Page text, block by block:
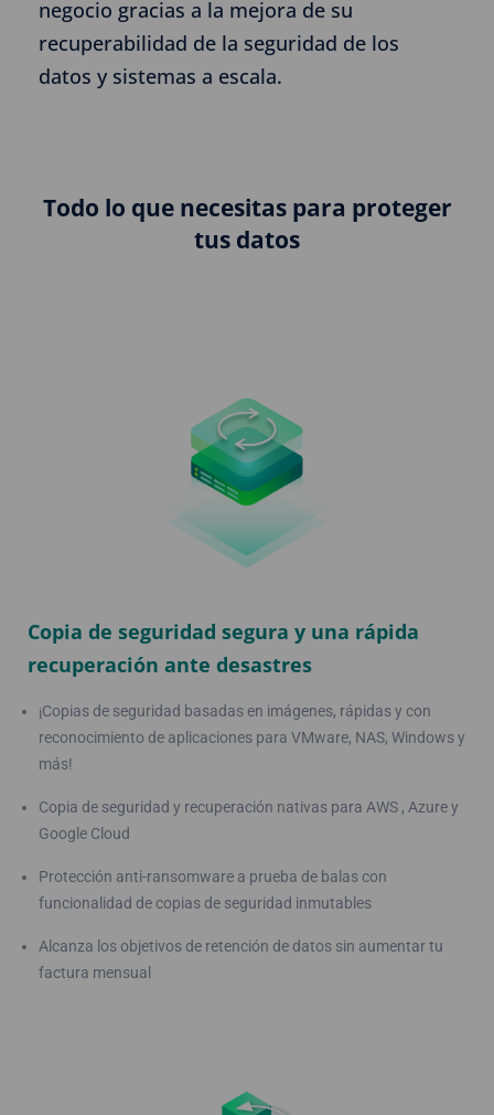
negocio gracias a la mejora de su
recuperabilidad de la seguridad de los
datos y sistemas a escala.
Todo lo que necesitas para proteger
tus datos
Copia de seguridad segura y una rápida
recuperación ante desastres
¡Copias de seguridad basadas en imágenes, rápidas y con
reconocimiento de aplicaciones para VMware, NAS, Windows y
más!
Copia de seguridad y recuperación nativas para AWS , Azure y
Google Cloud
Protección anti-ransomware a prueba de balas con
funcionalidad de copias de seguridad inmutables
Alcanza los objetivos de retención de datos sin aumentar tu
factura mensual